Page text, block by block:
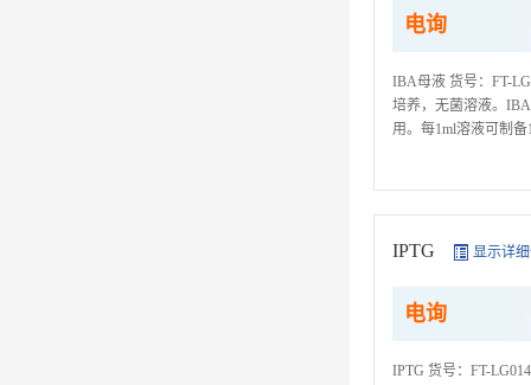
电询
IBA母液 货号：FT-
培养，无菌溶液。
用。每1ml溶液可制
IPTG 显示详
电询
IPTG 货号：FT-